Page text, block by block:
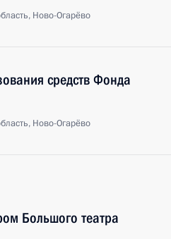
Ново-Огарёво
средств Фонда
Ново-Огарёво
Большого театра